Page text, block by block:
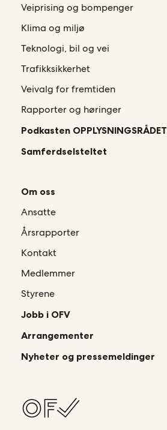
Veiprising og bompenger
Klima og miljø
Teknologi, bil og vei
Trafikksikkerhet
Veivalg for fremtiden
Rapporter og høringer
Podkasten OPPLYSNINGSRÅDET
Samferdselsteltet
Om oss
Ansatte
Årsrapporter
Kontakt
Medlemmer
Styrene
Jobb i OFV
Arrangementer
Nyheter og pressemeldinger